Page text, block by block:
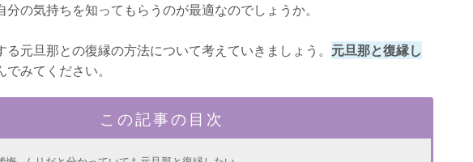
の気持ちを知ってもらうのが最適なのでしょうか。
元旦那との復縁の方法について考えていきましょう。 元旦那と復縁し
みてください。
この記事の目次